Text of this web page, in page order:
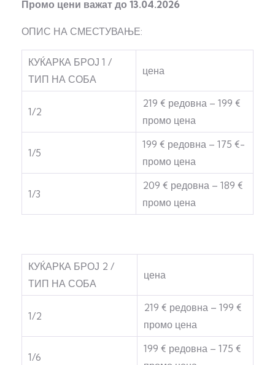
Промо цени важат до 13.04.2026
ОПИС НА СМЕСТУВАЊЕ:
КУЌАРКА БРОЈ 1 /
ТИП НА СОБА
цена
1/2
219 € редовна – 199 €
промо цена
1/5
199 € редовна – 175 €-
промо цена
1/3
209 € редовна – 189 €
промо цена
КУЌАРКА БРОЈ 2 /
ТИП НА СОБА
цена
1/2
219 € редовна – 199 €
промо цена
1/6
199 € редовна – 175 €